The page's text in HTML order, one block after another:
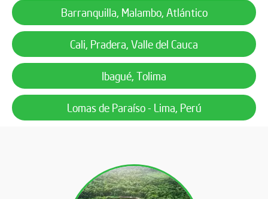
Barranquilla, Malambo, Atlántico
Cali, Pradera, Valle del Cauca
Ibagué, Tolima
Lomas de Paraíso - Lima, Perú